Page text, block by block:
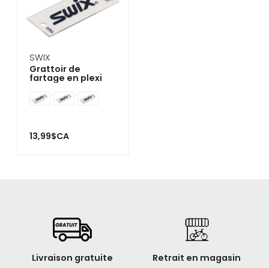
SWIX
Grattoir de
fartage en plexi
13,99$CA
Livraison gratuite Retrait en magasin